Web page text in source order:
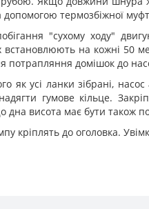
допомогою термозбіжної
"сухому ходу"
встановлюють на кожні 50
потрапляння домішок до
як усі ланки зібрані,
гумове кільце.
дна висота має бути також
кріплять до оголовка.